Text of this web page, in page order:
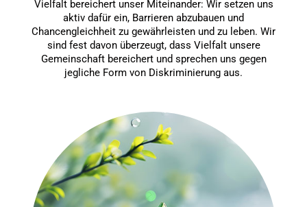
Vielfalt bereichert unser Miteinander: Wir setzen uns
aktiv dafür ein, Barrieren abzubauen und
Chancengleichheit zu gewährleisten und zu leben. Wir
sind fest davon überzeugt, dass Vielfalt unsere
Gemeinschaft bereichert und sprechen uns gegen
jegliche Form von Diskriminierung aus.